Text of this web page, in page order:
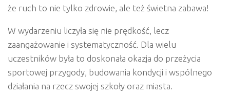
że ruch to nie tylko zdrowie, ale też świetna zabawa!
W wydarzeniu liczyła się nie prędkość, lecz
zaangażowanie i systematyczność. Dla wielu
uczestników była to doskonała okazja do przeżycia
sportowej przygody, budowania kondycji i wspólnego
działania na rzecz swojej szkoły oraz miasta.